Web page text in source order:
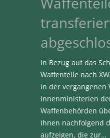
In Bezug auf das
Waffenteile nach
in der vergangenen
Innenministerien
Waffenbehörden
Ihnen nachfolgend
aufzeigen, die zur…